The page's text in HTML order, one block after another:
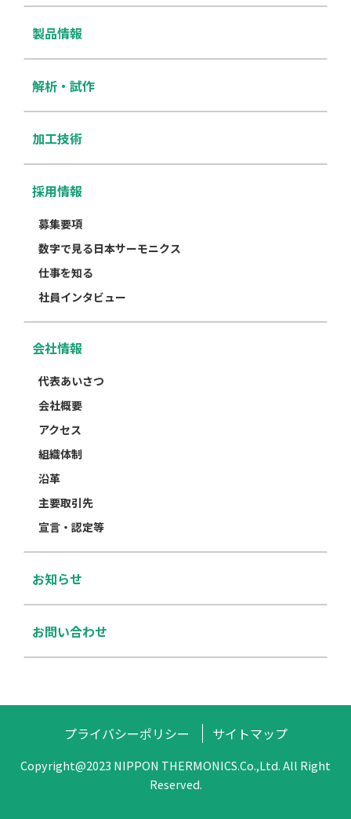
製品情報
解析・試作
加工技術
採用情報
募集要項
数字で見る日本サーモニクス
仕事を知る
社員インタビュー
会社情報
代表あいさつ
会社概要
アクセス
組織体制
沿革
主要取引先
宣言・認定等
お知らせ
お問い合わせ
プライバシーポリシー サイトマップ
Copyright@2023 NIPPON THERMONICS.Co.,Ltd. All Right
Reserved.